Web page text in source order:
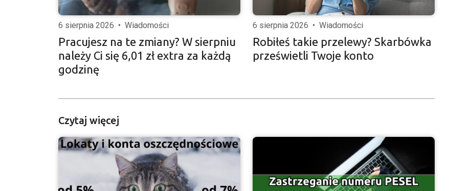
6 sierpnia 2026 • Wiadomości
Pracujesz na te zmiany? W sierpniu
należy Ci się 6,01 zł extra za każdą
godzinę
6 sierpnia 2026 • Wiadomości
Robiłeś takie przelewy? Skarbówka
prześwietli Twoje konto
Czytaj więcej